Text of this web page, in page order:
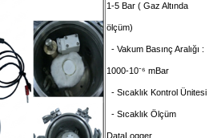
1-5 Bar ( Gaz Altında
ölçüm)
- Vakum Basınç Aralığı :
1000-10⁻⁶ mBar
- Sıcaklık Kontrol Ünitesi
- Sıcaklık Ölçüm
DataLogger